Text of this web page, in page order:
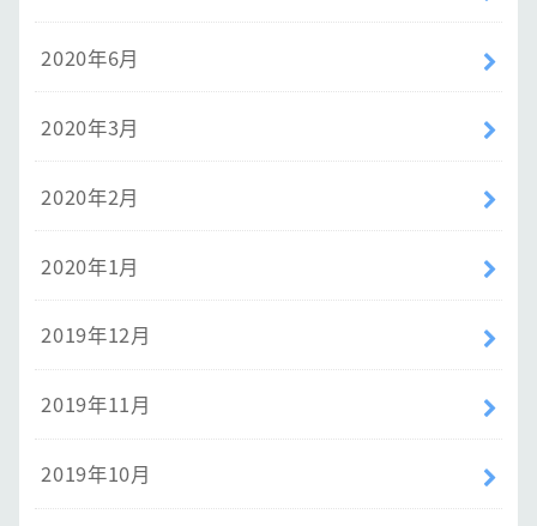
2020年6月
2020年3月
2020年2月
2020年1月
2019年12月
2019年11月
2019年10月